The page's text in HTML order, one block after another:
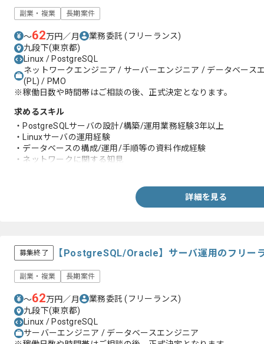
副業・複業 長期案件
〜62万円／月 業務委託(フリーランス)
九段下(東京都)
Linux / PostgreSQL
ネットワークエンジニア / サーバーエンジニア / データベース
(PL) / PMO
※稼働日数や時間帯はご相談の後、正式決定となります。
求めるスキル
・PostgreSQLサーバの設計/構築/運用業務経験3年以上
・Linuxサーバの運用経験
・データベースの構成/運用/手順等の資料作成経験
・ネットワークに関する知見
詳細を見る
募集終了 【PostgreSQL/Oracle】サーバ運用のフリー
副業・複業 長期案件
〜62万円／月 業務委託(フリーランス)
九段下(東京都)
Linux / PostgreSQL
サーバーエンジニア / データベースエンジニア